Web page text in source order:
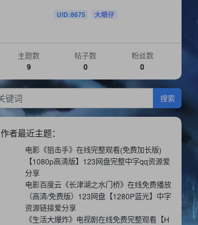
UID:8675 大眼仔
主题数
9
帖子数
0
粉丝数
0
搜索
作者最近主题：
电影《狙击手》在线完整观看(免费加长版)
【1080p高清版】123网盘完整中字qq资源爱
分享
电影百度云《长津湖之水门桥》在线免费播放
（高清/免费版）123网盘【1280P蓝光】中字
资源链接爱分享
《生活大爆炸》电视剧在线免费完整观看【H